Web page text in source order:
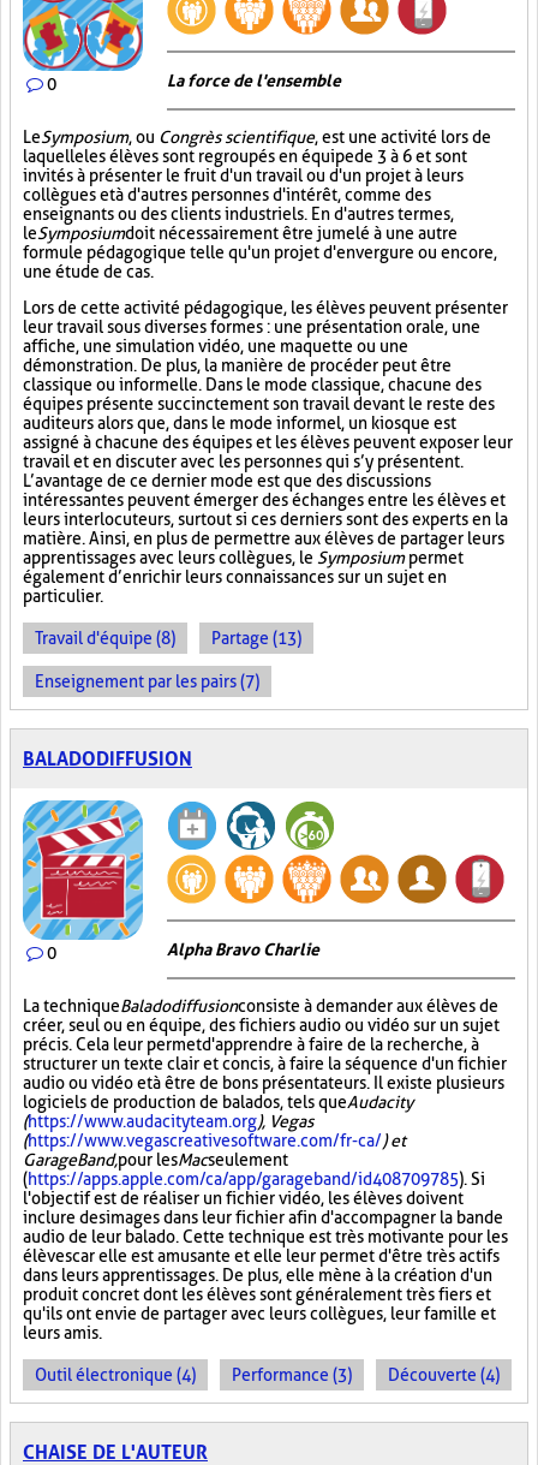
0 La force de l'ensemble
LeSymposium, ou Congrès scientifique, est une activité lors de
laquelle les élèves sont regroupés en équipe de 3 à 6 et sont
invités à présenter le fruit d'un travail ou d'un projet à leurs
collègues et à d'autres personnes d'intérêt, comme des
enseignants ou des clients industriels. En d'autres termes,
leSymposiumdoit nécessairement être jumelé à une autre
formule pédagogique telle qu'un projet d'envergure ou encore,
une étude de cas.
Lors de cette activité pédagogique, les élèves peuvent présenter
leur travail sous diverses formes : une présentation orale, une
affiche, une simulation vidéo, une maquette ou une
démonstration. De plus, la manière de procéder peut être
classique ou informelle. Dans le mode classique, chacune des
équipes présente succinctement son travail devant le reste des
auditeurs alors que, dans le mode informel, un kiosque est
assigné à chacune des équipes et les élèves peuvent exposer leur
travail et en discuter avec les personnes qui s’y présentent.
L’avantage de ce dernier mode est que des discussions
intéressantes peuvent émerger des échanges entre les élèves et
leurs interlocuteurs, surtout si ces derniers sont des experts en la
matière. Ainsi, en plus de permettre aux élèves de partager leurs
apprentissages avec leurs collègues, le Symposiumpermet
également d’enrichir leurs connaissances sur un sujet en
particulier.
Travail d'équipe (8) Partage (13)
Enseignement par les pairs (7)
BALADODIFFUSION
0 Alpha Bravo Charlie
La techniqueBaladodiffusionconsiste à demander aux élèves de
créer, seul ou en équipe, des fichiers audio ou vidéo sur un sujet
précis. Cela leur permet d'apprendre à faire de la recherche, à
structurer un texte clair et concis, à faire la séquence d'un fichier
audio ou vidéo et à être de bons présentateurs. Il existe plusieurs
logiciels de production de balados, tels queAudacity
(https://www.audacityteam.org), Vegas
(https://www.vegascreativesoftware.com/fr-ca/) et
GarageBand,pour lesMacseulement
(https://apps.apple.com/ca/app/garageband/id408709785). Si
l'objectif est de réaliser un fichier vidéo, les élèves doivent
inclure des images dans leur fichier afin d'accompagner la bande
audio de leur balado. Cette technique est très motivante pour les
élèves car elle est amusante et elle leur permet d'être très actifs
dans leurs apprentissages. De plus, elle mène à la création d'un
produit concret dont les élèves sont généralement très fiers et
qu'ils ont envie de partager avec leurs collègues, leur famille et
leurs amis.
Outil électronique (4) Performance (3) Découverte (4)
CHAISE DE L'AUTEUR